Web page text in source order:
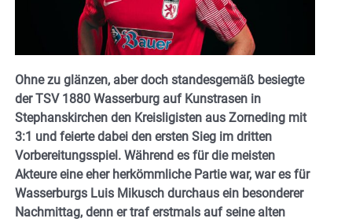
Ohne zu glänzen, aber doch standesgemäß besiegte
der TSV 1880 Wasserburg auf Kunstrasen in
Stephanskirchen den Kreisligisten aus Zorneding mit
3:1 und feierte dabei den ersten Sieg im dritten
Vorbereitungsspiel. Während es für die meisten
Akteure eine eher herkömmliche Partie war, war es für
Wasserburgs Luis Mikusch durchaus ein besonderer
Nachmittag, denn er traf erstmals auf seine alten